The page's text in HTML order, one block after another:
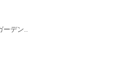
デン..